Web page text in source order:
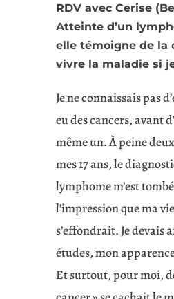
RDV avec Cerise
Atteinte d’un
elle témoigne de la
vivre la maladie si
Je ne connaissais pas
eu des cancers, avant
même un. À peine
mes 17 ans, le
lymphome m’est
l’impression que ma
s’effondrait. Je devais
études, mon
Et surtout, pour moi,